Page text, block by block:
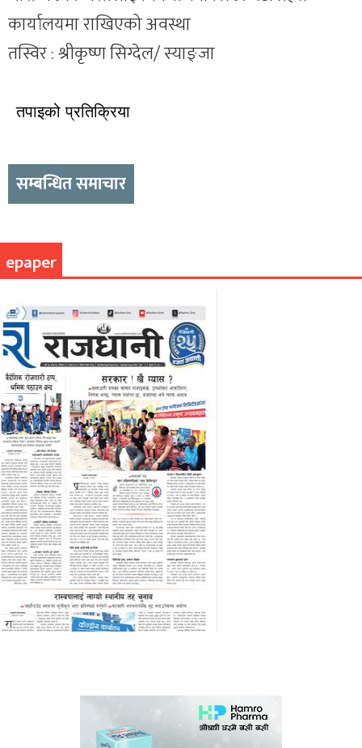
कार्यालयमा राखिएको अवस्था
तस्विर : श्रीकृष्ण सिग्देल/ स्याङ्जा
तपाइको प्रतिक्रिया
सम्बन्धित समाचार
epaper